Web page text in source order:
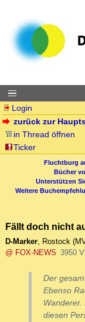
Login
zurück zur
in Thread öffnen
Ticker
Fluchtburg
Bücher
Unterstützen
Weitere
Fällt doch nicht
D-Marker, Rostock
@ FOX-NEWS 3950
Der
Ebenso
Wanderer.
diesen